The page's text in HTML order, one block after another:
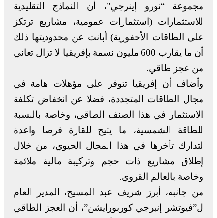
مجموعة “نورو إينرجي”، أن النماذج التقليدية
للاستثمارات (استثمارات عمومية، مشاريع ترتكز
على الطاقات الأحفورية) أبانت عن محدوديتها ذلك
أن ما يقارب 600 مليون نسمة بإفريقيا لا تزال تعاني
من عجز طاقي.
وأضاف أن إفريقيا تتوفر على مؤهلات هامة في
مجال الطاقات المتجددة، فضلا عن انخفاض تكلفة
الاستثمار في هذا الصنف الطاقي، وخاصة بالنسبة
للطاقة الشمسية، ما يتيح للقارة فرصا واعدة
لتدارك تأخرها في هذا المجال الحيوي، من خلال
إطلاق مشاريع ذات حجم وتركيبة مالية ملائمة
وخاصة بالعالم القروي.
من جانبه، أبرز شريف عبد المسيح، المدير العام
ل”فيوتشر إنيرجي كوربورايشن”، أن العجز الطاقي